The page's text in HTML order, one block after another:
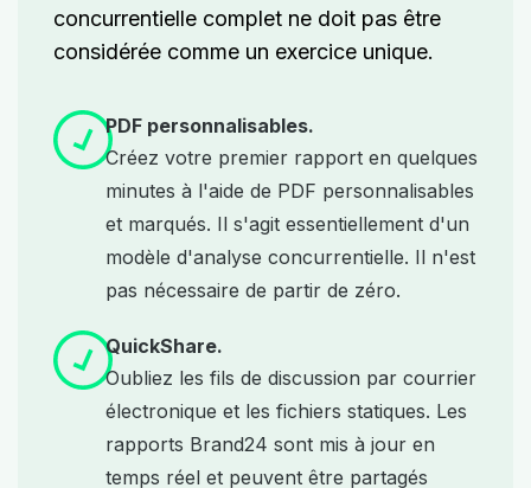
concurrentielle complet ne doit pas être
considérée comme un exercice unique.
PDF personnalisables.
Créez votre premier rapport en quelques
minutes à l'aide de PDF personnalisables
et marqués. Il s'agit essentiellement d'un
modèle d'analyse concurrentielle. Il n'est
pas nécessaire de partir de zéro.
QuickShare.
Oubliez les fils de discussion par courrier
électronique et les fichiers statiques. Les
rapports Brand24 sont mis à jour en
temps réel et peuvent être partagés